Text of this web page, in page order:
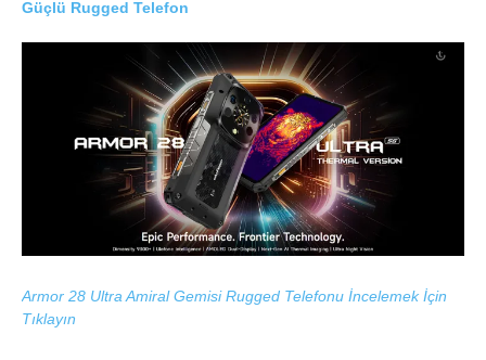
Güçlü Rugged Telefon
Armor 28 Ultra Amiral Gemisi Rugged Telefonu İncelemek İçin
Tıklayın